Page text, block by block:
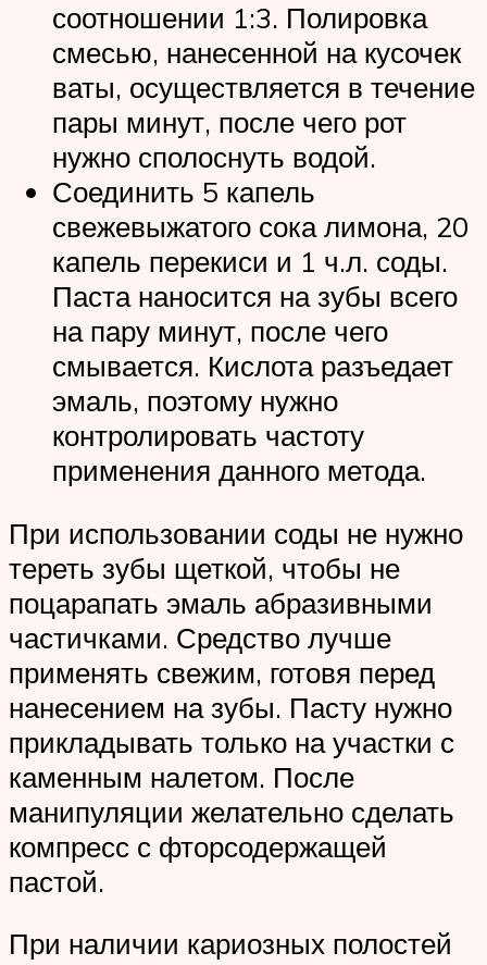
соотношении 1:3. Полировка
смесью, нанесенной на кусочек
ваты, осуществляется в течение
пары минут, после чего рот
нужно сполоснуть водой.
Соединить 5 капель
свежевыжатого сока лимона, 20
капель перекиси и 1 ч.л. соды.
Паста наносится на зубы всего
на пару минут, после чего
смывается. Кислота разъедает
эмаль, поэтому нужно
контролировать частоту
применения данного метода.
При использовании соды не нужно
тереть зубы щеткой, чтобы не
поцарапать эмаль абразивными
частичками. Средство лучше
применять свежим, готовя перед
нанесением на зубы. Пасту нужно
прикладывать только на участки с
каменным налетом. После
манипуляции желательно сделать
компресс с фторсодержащей
пастой.
При наличии кариозных полостей